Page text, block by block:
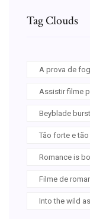
Tag Clouds
A prova de
Assistir filme
Beyblade
Tão forte e
Romance is
Filme de
Into the wild